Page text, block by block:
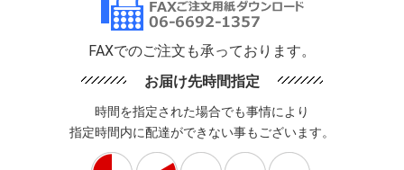
FAXでのご注文も承っております。
お届け先時間指定
時間を指定された場合でも事情により
指定時間内に配達ができない事もございます。